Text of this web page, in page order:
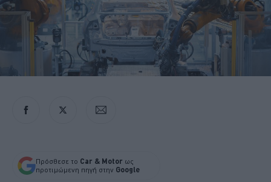
Πρόσθεσε το Car & Motor ως
προτιμώμενη πηγή στην Google